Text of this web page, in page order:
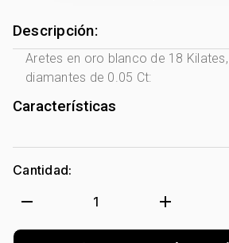
Descripción:
Aretes en oro blanco de 18
diamantes de 0.05 Ct:
Características
Género: Mujer
Tono Metal:
Metal: Oro 18 Kilates
Franjas
Colección: Ninguno
Cantidad:
remove 1 add